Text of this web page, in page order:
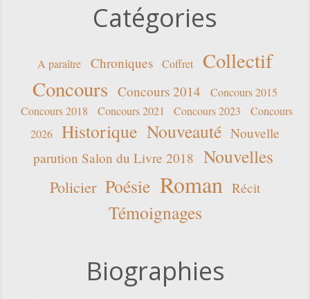
Catégories
A paraître Chroniques Coffret
Collectif
Concours Concours 2014
Concours 2015
Concours 2018
Concours 2021 Concours 2023
Concours
2026
Historique Nouveauté Nouvelle
parution Salon du Livre 2018 Nouvelles
Policier Poésie Roman Récit
Témoignages
Biographies